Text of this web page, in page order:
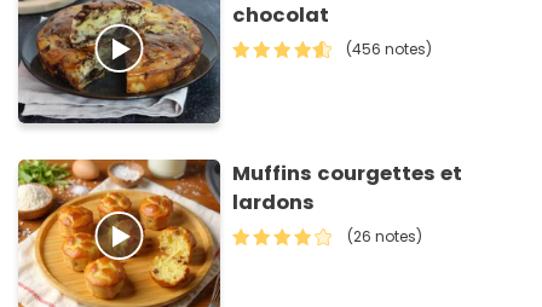
chocolat
(456 notes)
Muffins courgettes et
lardons
(26 notes)